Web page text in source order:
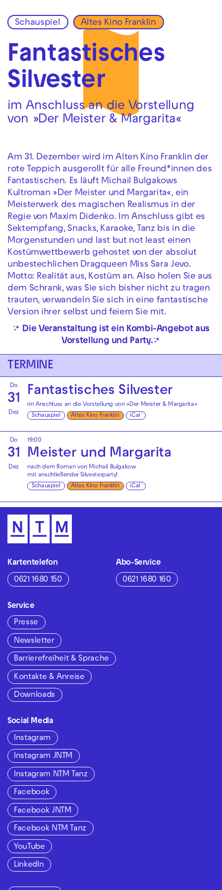
Zur Hauptnavigation springen
Zum Hauptinhalt springen Zum Footer springen
Schauspiel Altes Kino Franklin
Fantastisches
Silvester
im Anschluss an die Vorstellung
von »Der Meister & Margarita«
Am 31. Dezember wird im Alten Kino Franklin der
rote Teppich ausgerollt für alle Freund*innen des
Fantastischen. Es läuft Michail Bulgakows
Kultroman »Der Meister und Margarita«, ein
Meisterwerk des magischen Realismus in der
Regie von Maxim Didenko. Im Anschluss gibt es
Sektempfang, Snacks, Karaoke, Tanz bis in die
Morgenstunden und last but not least einen
Kostümwettbewerb gehostet von der absolut
unbestechlichen Dragqueen Miss Sara Jevo.
Motto: Realität aus, Kostüm an. Also holen Sie aus
dem Schrank, was Sie sich bisher nicht zu tragen
trauten, verwandeln Sie sich in eine fantastische
Version ihrer selbst und feiern Sie mit.
✨ Die Veranstaltung ist ein Kombi-Angebot aus
Vorstellung und Party.✨
TERMINE
Do
31
Dez
Fantastisches Silvester
im Anschluss an die Vorstellung von »Der Meister & Margarita«
Schauspiel
Altes Kino Franklin iCal
Do
31
Dez
19:00
Meister und Margarita
nach dem Roman von Michail Bulgakow
mit anschließenderSilvesterparty!
Schauspiel
Altes Kino Franklin iCal
Kartentelefon
0621 1680 150
Abo-Service
0621 1680 160
Service
Presse
Newsletter
Barrierefreiheit & Sprache
Kontakte & Anreise
Downloads
Social Media
Instagram
Instagram JNTM
Instagram NTM Tanz
Facebook
Facebook JNTM
Facebook NTM Tanz
YouTube
LinkedIn